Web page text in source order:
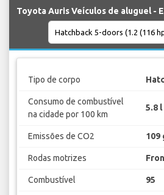
Toyota Auris Veículos de aluguel -
Tipo de corpo
Consumo de combustível
na cidade por 100 km
5.8 l
Emissões de CO2 109
Rodas motrizes
Combustível 95